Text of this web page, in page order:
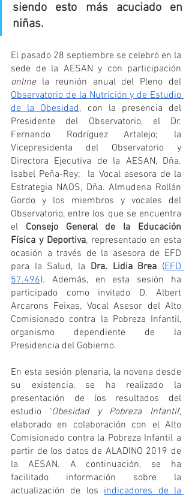
siendo esto más acuciado en
niñas.
El pasado 28 septiembre se celebró en la
online
Observatorio de la Nutrición y de Estudio
de la Obesidad, con la presencia del
Presidente del Observatorio, el Dr.
Fernando Rodríguez Artalejo; la
Vicepresidenta del Observatorio y
Directora Ejecutiva de la AESAN, Dña.
Isabel Peña-Rey;  la Vocal asesora de la
Estrategia NAOS, Dña. Almudena Rollán
Gordo y los miembros y vocales del
Observatorio, entre los que se encuentra
el Consejo General de la Educación
Física y Deportiva, representado en esta
ocasión a través de la asesora de EFD
para la Salud, la Dra. Lidia Brea (EFD
57.496). Además, en esta sesión ha
participado como invitado D. Albert
Arcarons Feixas, Vocal Asesor del Alto
Comisionado contra la Pobreza Infantil,
organismo dependiente de la
Presidencia del Gobierno.
En esta sesión plenaria, la novena desde
su existencia, se ha realizado la
presentación de los resultados del
estudio ‘Obesidad y Pobreza Infantil’,
elaborado en colaboración con el Alto
Comisionado contra la Pobreza Infantil a
partir de los datos de ALADINO 2019 de
la AESAN. A continuación, se ha
facilitado información sobre la
actualización de los indicadores de la